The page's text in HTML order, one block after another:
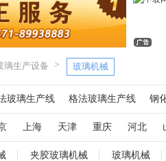
璃生产设备 > 玻璃机械
玻璃生产线 格法玻璃生产线 钢
弯炉 烤花炉 玻璃退火炉 玻璃
机 折弯机 成型机 制瓶机
上海 天津 重庆 河北
江西 四川 海南 贵州
夹胶玻璃机械 玻璃机械